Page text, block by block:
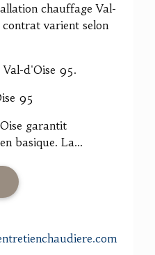
chauffage Val-
varient selon
d'Oise 95.
95
garantit
basique. La...